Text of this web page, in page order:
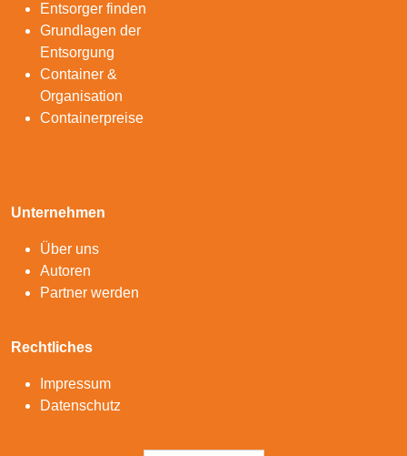
Entsorger finden
Grundlagen der
Entsorgung
Container &
Organisation
Containerpreise
Unternehmen
Über uns
Autoren
Partner werden
Rechtliches
Impressum
Datenschutz